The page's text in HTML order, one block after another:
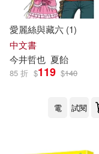
赤坂なつみ(2)
門川洋子(2)
中央公論新社(1)
人民郵電出版
北京時代華文
愛麗絲與藏六 (1)
中文書
今井哲也 夏飴
85 折 $119 $140
電 試閱